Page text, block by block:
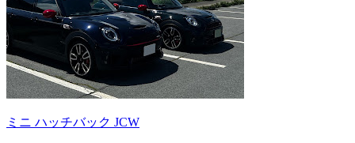
ミニ ハッチバック JCW